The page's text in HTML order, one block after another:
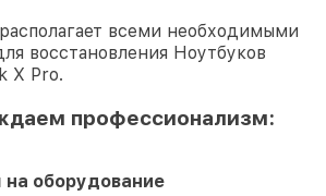
всеми необходимыми
восстановления Ноутбуков
X Pro.
профессионализм:
оборудование